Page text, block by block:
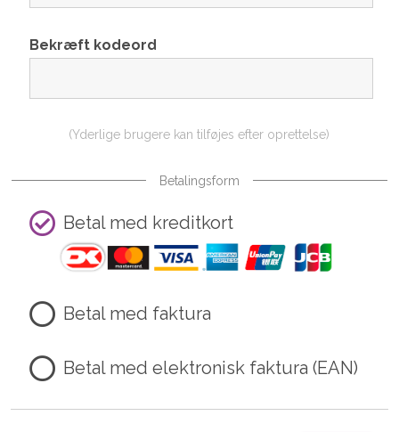
Bekræft kodeord
(Yderlige brugere kan tilføjes efter oprettelse)
Betalingsform
Betal med kreditkort
Betal med faktura
Betal med elektronisk faktura (EAN)